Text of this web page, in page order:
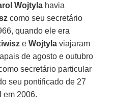
Wojtyla havia
como seu secretário
quando ele era
eWojtyla viajaram
de agosto e outubro
secretário particular
seu pontificado de 27
em 2006.